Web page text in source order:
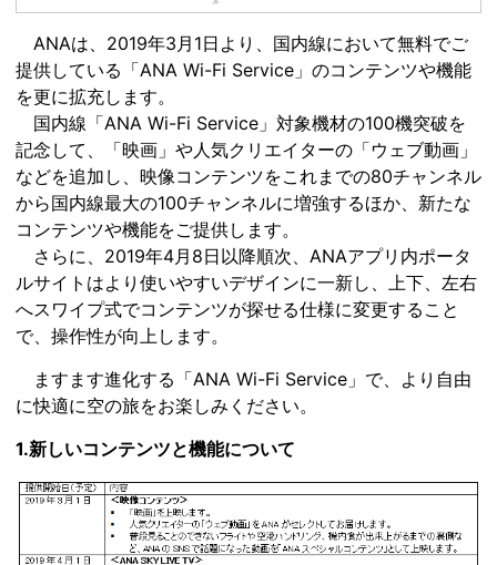
ANAは、2019年3月1日より、国内線において無料でご
提供している「ANA Wi-Fi Service」のコンテンツや機能
を更に拡充します。
国内線「ANA Wi-Fi Service」対象機材の100機突破を
記念して、「映画」や人気クリエイターの「ウェブ動画」
などを追加し、映像コンテンツをこれまでの80チャンネル
から国内線最大の100チャンネルに増強するほか、新たな
コンテンツや機能をご提供します。
さらに、2019年4月8日以降順次、ANAアプリ内ポータ
ルサイトはより使いやすいデザインに一新し、上下、左右
へスワイプ式でコンテンツが探せる仕様に変更すること
で、操作性が向上します。
ますます進化する「ANA Wi-Fi Service」で、より自由
に快適に空の旅をお楽しみください。
1.新しいコンテンツと機能について